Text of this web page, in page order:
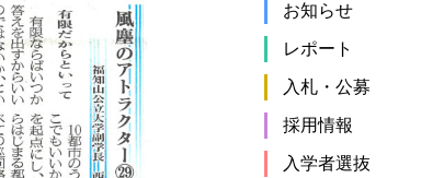
お知らせ
レポート
入札・公募
採用情報
入学者選抜